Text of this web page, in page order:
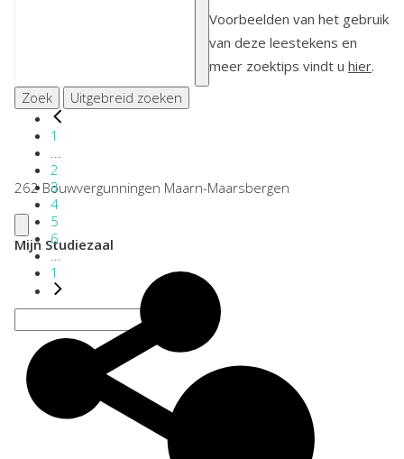
Voorbeelden van het gebruik
van deze leestekens en
meer zoektips vindt u hier.
Zoek
Uitgebreid zoeken
1
2
3
4
5
6
...
1
262 Bouwvergunningen Maarn-Maarsbergen
Mijn Studiezaal